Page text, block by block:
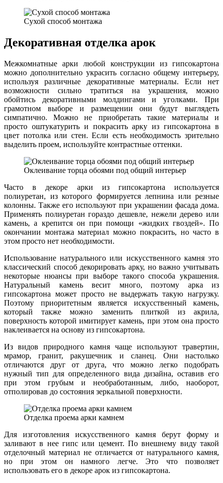
Сухой способ монтажа
Декоративная отделка арок
Межкомнатные арки любой конструкции из гипсокартона
можно дополнительно украсить согласно общему интерьеру,
используя различные декоративные материалы. Если нет
возможности сильно тратиться на украшения, можно
обойтись декоративными молдингами и уголками. При
грамотном выборе и размещении они будут выглядеть
симпатично. Можно не приобретать такие материалы и
просто оштукатурить и покрасить арку из гипсокартона в
цвет потолка или стен. Если есть необходимость зрительно
выделить проем, используйте контрастные оттенки.
Оклеивание торца обоями под общий интерьер
Часто в декоре арки из гипсокартона используется
полиуретан, из которого формируется лепнина или резные
колонны. Также его используют при украшении фасада дома.
Применять полиуретан гораздо дешевле, нежели дерево или
камень, а крепится он при помощи «жидких гвоздей». По
окончании монтажа материал можно покрасить, но часто в
этом просто нет необходимости.
Использование натурального или искусственного камня это
классический способ декорировать арку, но важно учитывать
некоторые нюансы при выборе такого способа украшения.
Натуральный камень весит много, поэтому арка из
гипсокартона может просто не выдержать такую нагрузку.
Поэтому приоритетным является искусственный камень,
который также можно заменить плиткой из акрила,
поверхность которой имитирует камень, при этом она просто
наклеивается на основу из гипсокартона.
Из видов природного камня чаще используют травертин,
мрамор, гранит, ракушечник и сланец. Они настолько
отличаются друг от друга, что можно легко подобрать
нужный тип для определенного вида дизайна, оставив его
при этом грубым и необработанным, либо, наоборот,
отполировав до состояния зеркальной поверхности.
Отделка проема арки камнем
Для изготовления искусственного камня берут форму и
заливают в нее гипс или цемент. По внешнему виду такой
отделочный материал не отличается от натурального камня,
но при этом он намного легче. Это что позволяет
использовать его в декоре арок из гипсокартона.